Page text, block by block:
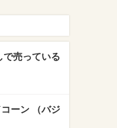
で売っている
ーン （バジ